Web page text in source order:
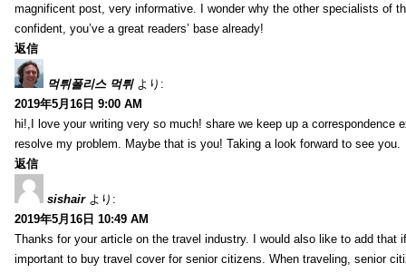
magnificent post, very informative. I wonder why the other specialists of
confident, you’ve a great readers’ base already!
返信
먹튀폴리스 먹튀 より:
2019年5月16日 9:00 AM
hi!,I love your writing very so much! share we keep up a correspondence
resolve my problem. Maybe that is you! Taking a look forward to see you.
返信
sishair より:
2019年5月16日 10:49 AM
Thanks for your article on the travel industry. I would also like to add that
important to buy travel cover for senior citizens. When traveling, senior